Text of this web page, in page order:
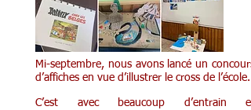
Mi-septembre, nous avons lancé un concours
d’affiches en vue d’illustrer le cross de l’école.
C’est avec beaucoup d’entrain et